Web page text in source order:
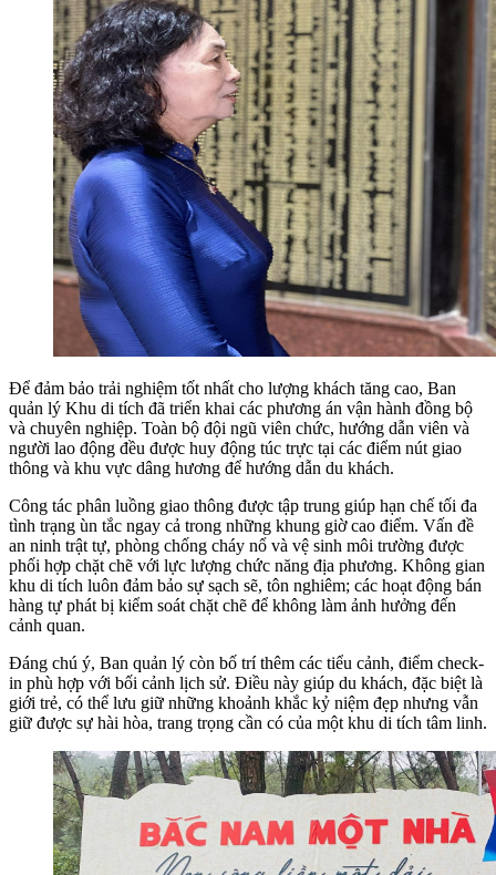
Để đảm bảo trải nghiệm tốt nhất cho lượng khách tăng cao, Ban
quản lý Khu di tích đã triển khai các phương án vận hành đồng bộ
và chuyên nghiệp. Toàn bộ đội ngũ viên chức, hướng dẫn viên và
người lao động đều được huy động túc trực tại các điểm nút giao
thông và khu vực dâng hương để hướng dẫn du khách.
Công tác phân luồng giao thông được tập trung giúp hạn chế tối đa
tình trạng ùn tắc ngay cả trong những khung giờ cao điểm. Vấn đề
an ninh trật tự, phòng chống cháy nổ và vệ sinh môi trường được
phối hợp chặt chẽ với lực lượng chức năng địa phương. Không gian
khu di tích luôn đảm bảo sự sạch sẽ, tôn nghiêm; các hoạt động bán
hàng tự phát bị kiểm soát chặt chẽ để không làm ảnh hưởng đến
cảnh quan.
Đáng chú ý, Ban quản lý còn bố trí thêm các tiểu cảnh, điểm check-
in phù hợp với bối cảnh lịch sử. Điều này giúp du khách, đặc biệt là
giới trẻ, có thể lưu giữ những khoảnh khắc kỷ niệm đẹp nhưng vẫn
giữ được sự hài hòa, trang trọng cần có của một khu di tích tâm linh.